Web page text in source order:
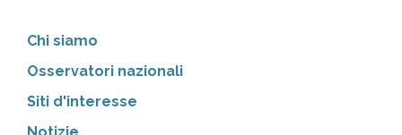
Chi siamo
Osservatori nazionali
Siti d'interesse